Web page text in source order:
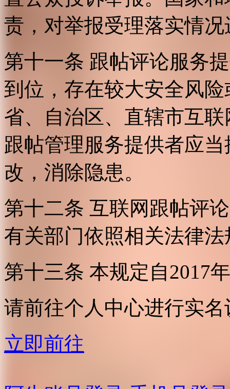
责，对举报受理落实情
第十一条 跟帖评论服务
到位，存在较大安全风
省、自治区、直辖市互
跟帖管理服务提供者应
改，消除隐患。
第十二条 互联网跟帖评
有关部门依照相关法律
第十三条 本规定自2017
请前往个人中心进行实名
立即前往